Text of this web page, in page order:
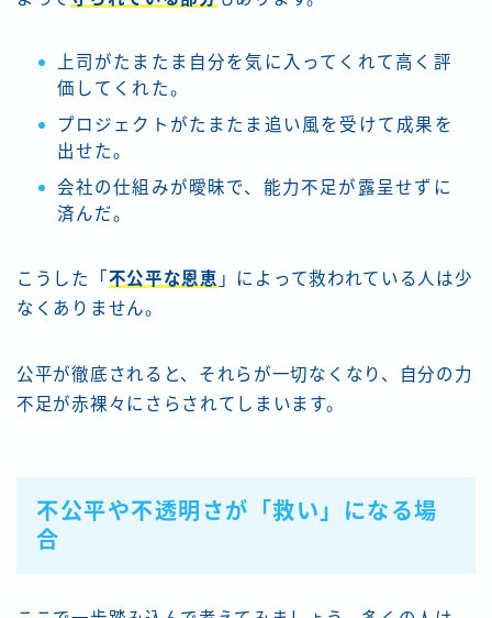
上司がたまたま自分を気に入ってくれて高く評
価してくれた。
プロジェクトがたまたま追い風を受けて成果を
出せた。
会社の仕組みが曖昧で、能力不足が露呈せずに
済んだ。
こうした「 不公平な恩恵 」によって救われている人は少
なくありません。
公平が徹底されると、それらが一切なくなり、自分の力
不足が赤裸々にさらされてしまいます。
不公平や不透明さが「救い」になる場
合